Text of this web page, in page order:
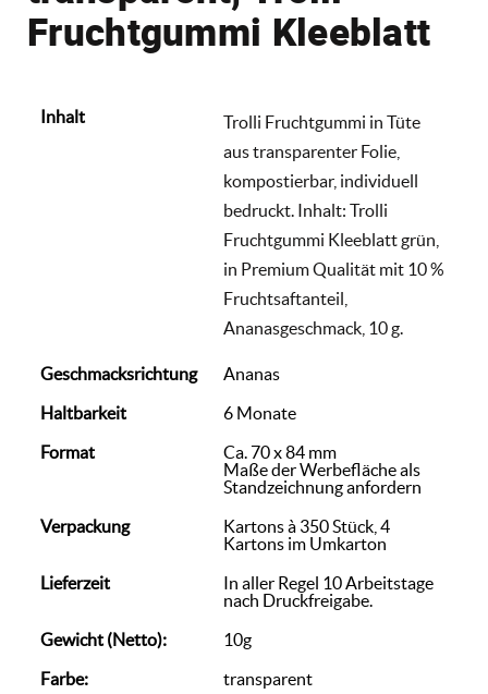
Fruchtgummi Kleeblatt
Inhalt
Trolli Fruchtgummi in Tüte
aus transparenter Folie,
kompostierbar, individuell
bedruckt. Inhalt: Trolli
Fruchtgummi Kleeblatt grün,
in Premium Qualität mit 10 %
Fruchtsaftanteil,
Ananasgeschmack, 10 g.
Geschmacksrichtung
Ananas
Haltbarkeit
6 Monate
Format
Ca. 70 x 84 mm
Maße der Werbefläche als
Standzeichnung anfordern
Verpackung
Kartons à 350 Stück, 4
Kartons im Umkarton
Lieferzeit
In aller Regel 10 Arbeitstage
nach Druckfreigabe.
Gewicht (Netto):
10g
Farbe:
transparent